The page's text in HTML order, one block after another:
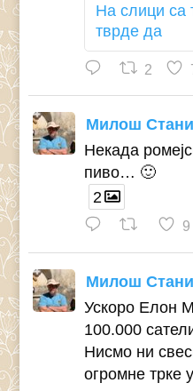
На слици са
тврде да
2
Милош
Некада
пиво… 🙂
2
9
Милош
Ускоро Елон
100.000
Нисмо ни
огромне трке